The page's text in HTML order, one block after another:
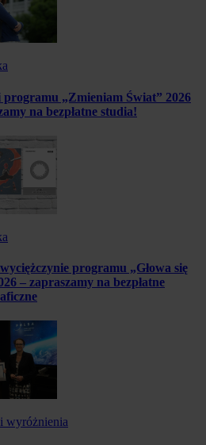
„Zmieniam Świat” 2026
na bezpłatne studia!
programu „Głowa się
– zapraszamy na bezpłatne
wyróżnienia